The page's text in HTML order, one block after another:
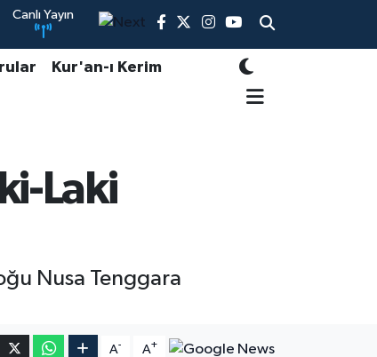
Canlı Yayın
Kur'an-ı Kerim
Laki
Nusa Tenggara
A- A+